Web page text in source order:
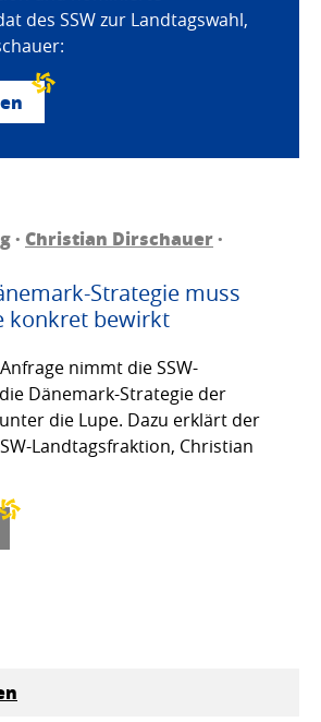
des SSW zur Landtagswahl,
· Christian Dirschauer·
Strategie muss
konkret bewirkt
nimmt die SSW-
Dänemark-Strategie der
die Lupe. Dazu erklärt der
Landtagsfraktion, Christian